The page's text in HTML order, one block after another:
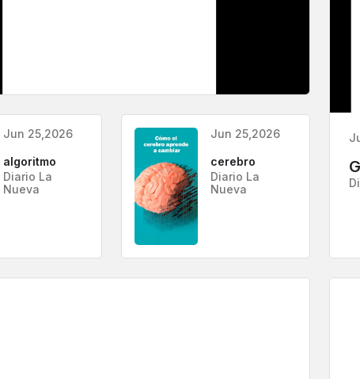
Jun 25,2026
algoritmo
Diario La
Nueva
Jun 25,2026
cerebro
Diario La
Nueva